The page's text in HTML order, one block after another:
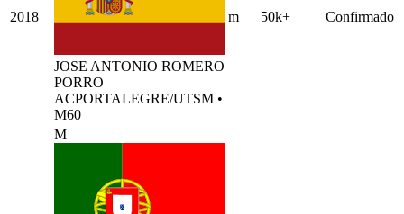
2018
JOSE ANTONIO ROMERO
PORRO
ACPORTALEGRE/UTSM •
M60
m 50k+ Confirmado
M